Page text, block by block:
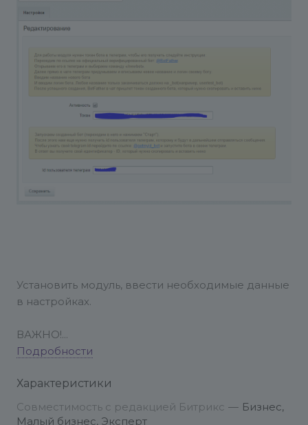
Установить модуль, ввести необходимые данные
в настройках.
ВАЖНО!
Для корректной работы модуля должен быть
Для связи с разработчиками:
info@conversite.ru
+7 (8422) 44-66-91
Подробности
Характеристики
Совместимость с редакцией Битрикс — Бизнес,
Малый бизнес, Эксперт